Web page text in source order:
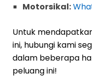
Motorsikal:
Untuk
ini, hubungi kami
dalam beberapa
peluang ini!